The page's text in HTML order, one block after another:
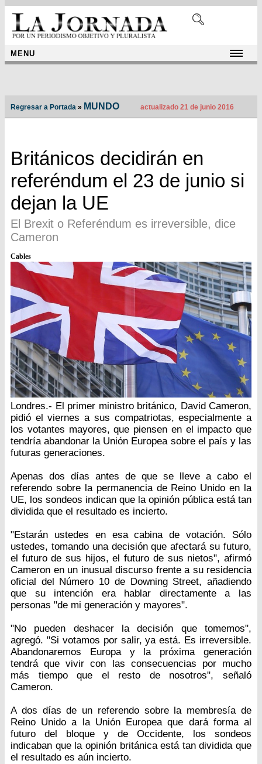
MENU
Regresar a Portada » MUNDO actualizado 21 de junio 2016
Británicos decidirán en
referéndum el 23 de junio si
dejan la UE
El Brexit o Referéndum es irreversible, dice
Cameron
Cables
Londres.- El primer ministro británico, David Cameron,
pidió el viernes a sus compatriotas, especialmente a
los votantes mayores, que piensen en el impacto que
tendría abandonar la Unión Europea sobre el país y las
futuras generaciones.
Apenas dos días antes de que se lleve a cabo el
referendo sobre la permanencia de Reino Unido en la
UE, los sondeos indican que la opinión pública está tan
dividida que el resultado es incierto.
"Estarán ustedes en esa cabina de votación. Sólo
ustedes, tomando una decisión que afectará su futuro,
el futuro de sus hijos, el futuro de sus nietos", afirmó
Cameron en un inusual discurso frente a su residencia
oficial del Número 10 de Downing Street, añadiendo
que su intención era hablar directamente a las
personas "de mi generación y mayores".
"No pueden deshacer la decisión que tomemos",
agregó. "Si votamos por salir, ya está. Es irreversible.
Abandonaremos Europa y la próxima generación
tendrá que vivir con las consecuencias por mucho
más tiempo que el resto de nosotros", señaló
Cameron.
A dos días de un referendo sobre la membresía de
Reino Unido a la Unión Europea que dará forma al
futuro del bloque y de Occidente, los sondeos
indicaban que la opinión británica está tan dividida que
el resultado es aún incierto.